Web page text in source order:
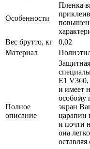
Особенности
Пленка
Вес брутто, кг
0,02
Материал
Полное
описание
E1 V360,
и имеет
особому
экран
царапин
и почти
она